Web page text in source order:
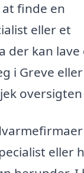
finde en
eller et
der kan lave
i Greve
eller